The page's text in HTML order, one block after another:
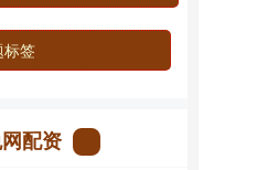
标签
配资